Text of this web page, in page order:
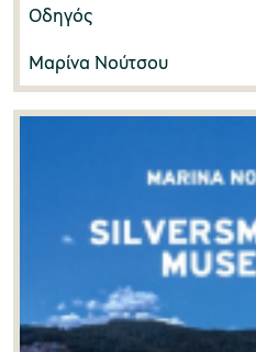
Οδηγός
Μαρίνα Νούτσου